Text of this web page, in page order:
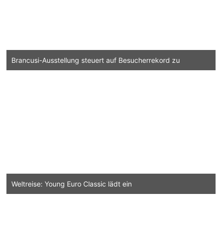
Brancusi-Ausstellung steuert auf Besucherrekord zu
Weltreise: Young Euro Classic lädt ein